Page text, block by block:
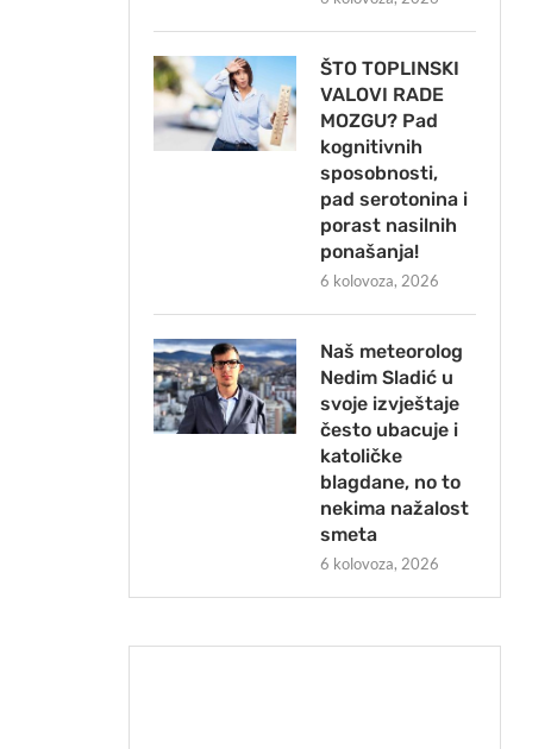
ŠTO TOPLINSKI
VALOVI RADE
MOZGU? Pad
kognitivnih
sposobnosti,
pad serotonina i
porast nasilnih
ponašanja!
6 kolovoza, 2026
Naš meteorolog
Nedim Sladić u
svoje izvještaje
često ubacuje i
katoličke
blagdane, no to
nekima nažalost
smeta
6 kolovoza, 2026